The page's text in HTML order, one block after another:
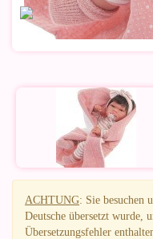
ACHTUNG: Sie besuchen
Deutsche übersetzt wurde,
Übersetzungsfehler